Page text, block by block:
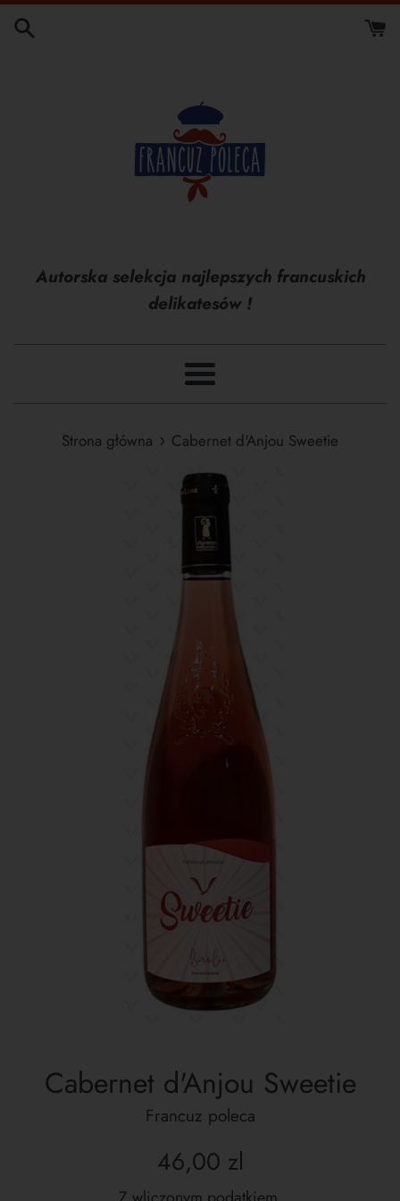
Przejdź
do
Autorska selekcja najlepszych francuskich
delikatesów !
Menu
Strona główna › Cabernet d'Anjou Sweetie
Cabernet d'Anjou Sweetie
Francuz poleca
Cena
46,00 zl